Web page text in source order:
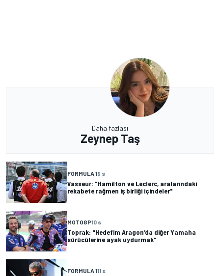
Daha fazlası
Zeynep Taş
FORMULA 19 s
Vasseur: "Hamilton ve Leclerc, aralarındaki
rekabete rağmen iş birliği içindeler"
MOTOGP10 s
Toprak: "Hedefim Aragon'da diğer Yamaha
sürücülerine ayak uydurmak"
FORMULA 111 s